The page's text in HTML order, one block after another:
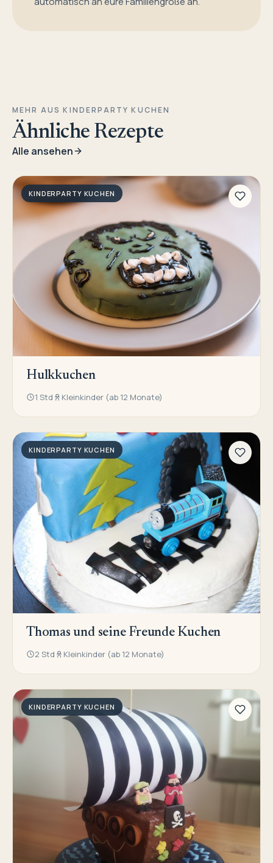
MEHR AUS KINDERPARTY KUCHEN
Ähnliche Rezepte
Alle ansehen
KINDERPARTY KUCHEN
Hulkkuchen
1 Std Kleinkinder (ab 12 Monate)
KINDERPARTY KUCHEN
Thomas und seine Freunde Kuchen
2 Std Kleinkinder (ab 12 Monate)
KINDERPARTY KUCHEN